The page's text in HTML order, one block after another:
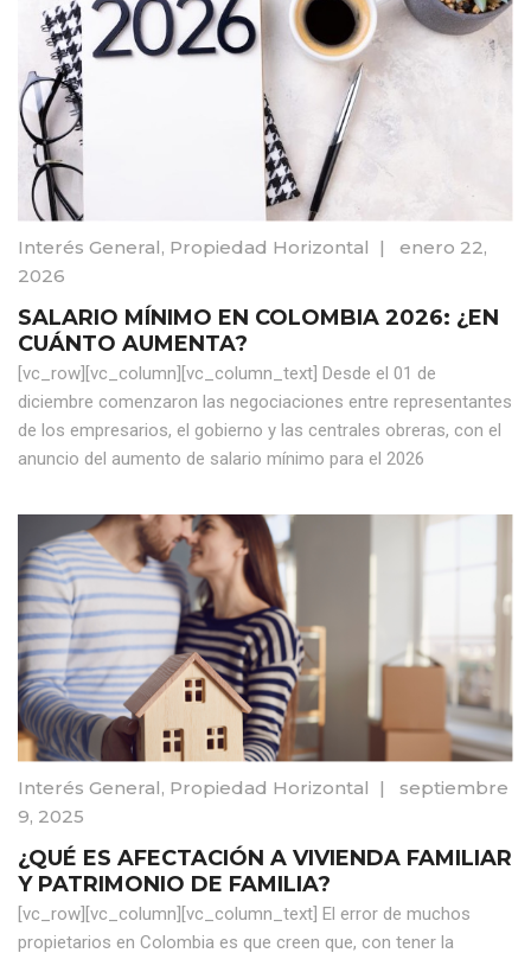
Interés General, Propiedad Horizontal | enero 22,
2026
SALARIO MÍNIMO EN COLOMBIA 2026: ¿EN
CUÁNTO AUMENTA?
[vc_row][vc_column][vc_column_text] Desde el 01 de
diciembre comenzaron las negociaciones entre representantes
de los empresarios, el gobierno y las centrales obreras, con el
anuncio del aumento de salario mínimo para el 2026
Interés General, Propiedad Horizontal | septiembre
9, 2025
¿QUÉ ES AFECTACIÓN A VIVIENDA FAMILIAR
Y PATRIMONIO DE FAMILIA?
[vc_row][vc_column][vc_column_text] El error de muchos
propietarios en Colombia es que creen que, con tener la